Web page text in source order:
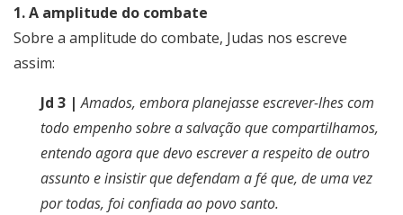
1. A amplitude do combate
Sobre a amplitude do combate, Judas nos escreve
assim:
Jd 3 |Amados, embora planejasse escrever-lhes com
todo empenho sobre a salvação que compartilhamos,
entendo agora que devo escrever a respeito de outro
assunto e insistir que defendam a fé que, de uma vez
por todas, foi confiada ao povo santo.